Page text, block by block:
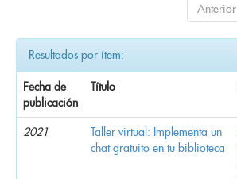
Anterior
Resultados por ítem:
Fecha de
publicación
Título
2021
Taller virtual: Implementa un
chat gratuito en tu biblioteca